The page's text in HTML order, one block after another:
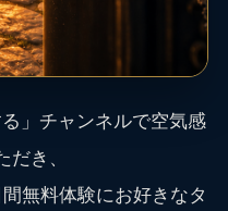
」チャンネルで空気感
だき、
無料体験にお好きなタ